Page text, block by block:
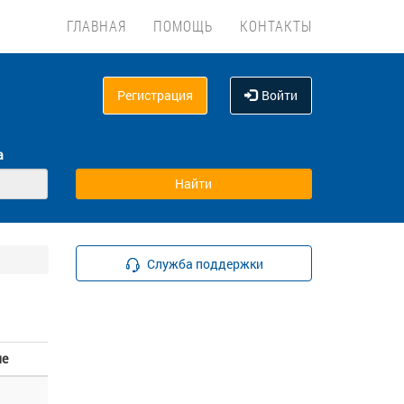
ГЛАВНАЯ ПОМОЩЬ КОНТАКТЫ
Регистрация Войти
Служба поддержки